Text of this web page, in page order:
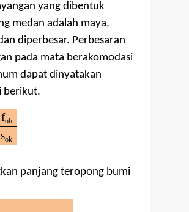
yang dibentuk
medan adalah maya,
diperbesar. Perbesaran
pada mata berakomodasi
dapat dinyatakan
berikut.
fob
sok
panjang teropong bumi